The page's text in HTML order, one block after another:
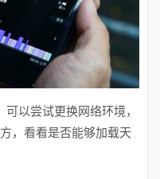
以尝试更换网络环境，
，看看是否能够加载天